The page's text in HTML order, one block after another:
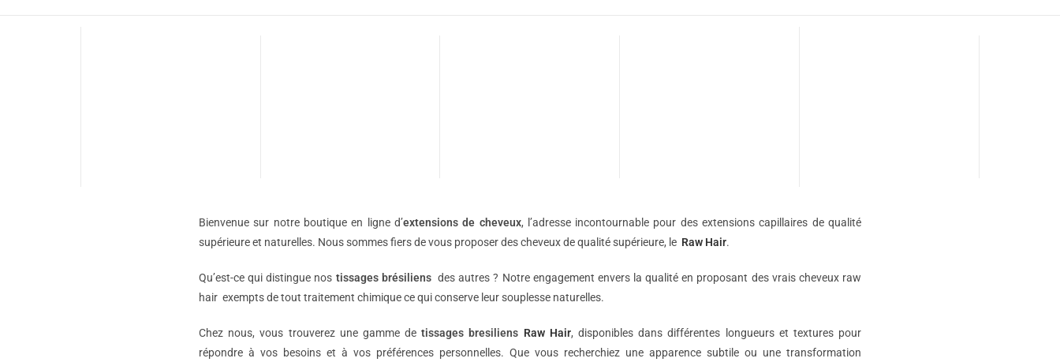
Bienvenue sur notre boutique en ligne d’extensions de cheveux, l’adresse incontournable pour des extensions capillaires de qualité
supérieure et naturelles. Nous sommes fiers de vous proposer des cheveux de qualité supérieure, le Raw Hair.
Qu’est-ce qui distingue nos tissages brésiliensdes autres ? Notre engagement envers la qualité en proposant des vrais cheveux raw
hair exempts de tout traitement chimique ce qui conserve leur souplesse naturelles.
Chez nous, vous trouverez une gamme detissages bresiliens Raw Hair, disponibles dans différentes longueurs et textures pour
répondre à vos besoins et à vos préférences personnelles. Que vous recherchiez une apparence subtile ou une transformation